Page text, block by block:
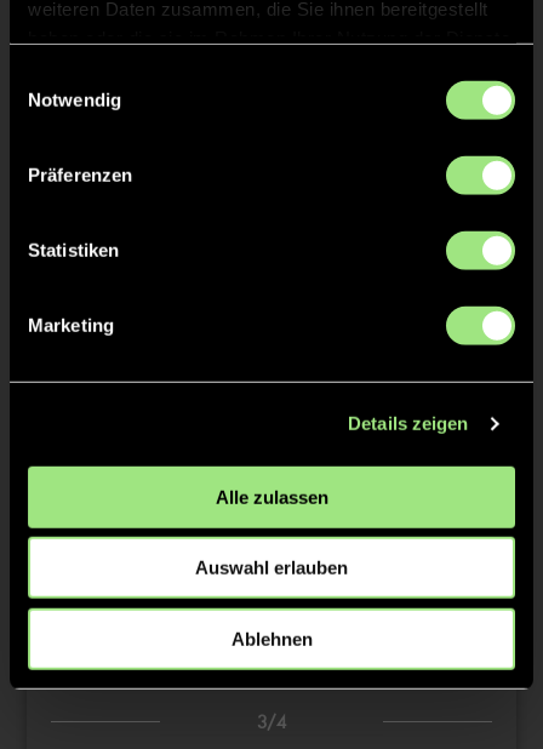
weiteren Daten zusammen, die Sie ihnen bereitgestellt
Notwendig
Präferenzen
Statistiken
Marketing
Details zeigen
Alle zulassen
Auswahl erlauben
Ablehnen
1:6 6’
1:9
1:10 18’
1:11
1:12 20’
3/4